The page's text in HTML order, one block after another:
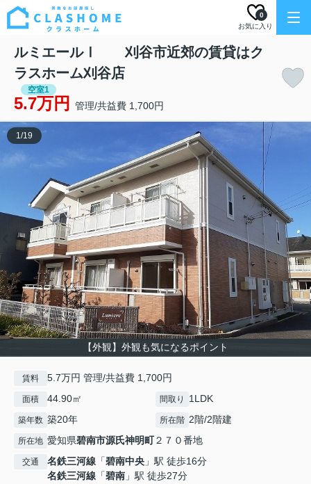
お気に入り
0
ルミエールⅠ 刈谷市近郊の賃貸はク
ラスホーム刈谷店
空室1
5.7万円 管理/共益費 1,700円
【外観】外観も気になるポイント
1/19
賃料 5.7万円 管理/共益費 1,700円
面積 44.90㎡ 間取り 1LDK
築年数 築20年 所在階 2階/2階建
所在地 愛知県碧南市源氏神明町２７０番地
交通 名鉄三河線 「碧南中央 」駅 徒歩16分
名鉄三河線 「碧南 」駅 徒歩27分